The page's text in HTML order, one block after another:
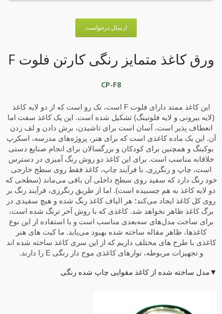
ارسال درخواست
ورق کاغذ متمایز رنگی کارتن فلوت F
CP-F8
این کاغذ ممتد دارای فلوت F است، تک رو است که از دو لایه کاغذ
(لایه بیرونی و لایه فلوتینگ) تشکیل شده است. این یک کاغذ سفت اما
انعطاف پذیر است، آسان است برای تاشیدن، برش دادن و لف زدن
آن. این یک ماده کاغذی است که برای هنر، پروژه‌های مدرسه، اسکرپ
بوکینگ و همچنین برای کودکان و بزرگسالان برای انجام صنایع دستی
خلاقانه مناسب است. برای این کاغذ دو روش رنگ آمیزی در دسترس
است، چاپ و رنگرزی. با فرآیند چاپ، کاغذ فقط روی سطح خارجی
خود رنگ دارد که سفید روی سطح داخلی آن باقی می‌ماند (سطحی که
دو لایه کاغذ به هم چسبیده است). اما از طریق رنگرزی، فرآیند رنگ بر
روی کل کاغذ ایجاد می‌کند؛ هر الیاف کاغذ رنگ شده و هیچ سفیدی در
برگ کاغذ ظاهر نخواهد شد. کاغذی که با روش آخر ترنگ شده است،
برای ساخت مدل‌های سه‌بعدی مناسب است و با استفاده از این نوع
کاغذها، ظاهر مقاله ساخته شده بهبود می‌یابد. ما کیت های هنر
کاغذی با طرح های مختلف داریم که از این سری کاغذ ساخته شده اند
و تجهیزات مربوطه، نوارهای کاغذی موج دار رنگی E را دارند.
▼مدل ساخته شده از کاغذ مقوایی چاپ شده رنگی